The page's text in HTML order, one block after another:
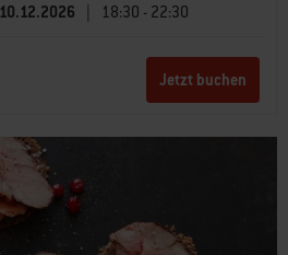
10.12.2026 18:30 - 22:30
Jetzt buchen